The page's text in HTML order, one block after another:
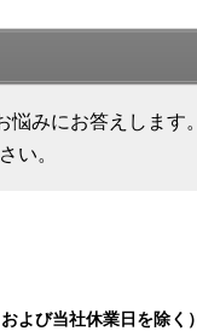
みにお答えします。
い。
よび当社休業日を除く）